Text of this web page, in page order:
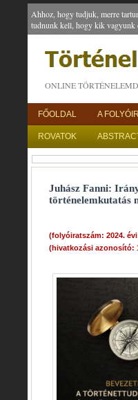
Ahhoz, hogy tudjuk, merre
tudnunk kell, hogy kik vagyunk
ONLINE
FŐOLDAL A
ROVATOK
Juhász Fanni:
történelemkutatás
(folyóiratszám: 2024. évi
(hivatkozási azonosító: